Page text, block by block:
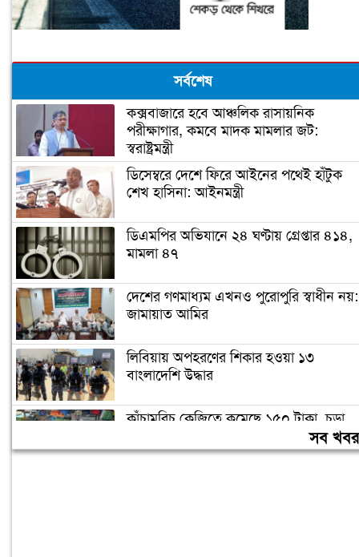
সর্বশেষ
কক্সবাজারে হবে আঞ্চলিক রাসায়নিক
পরীক্ষাগার, কমবে মাদক মামলার জট:
স্বরাষ্ট্রমন্ত্রী
ডিসেম্বরে দেশে ফিরে আইনের পথেই হাঁটুক
শেখ হাসিনা: আইনমন্ত্রী
ডিএমপির অভিযানে ২৪ ঘণ্টায় গ্রেপ্তার ৪১৪,
মামলা ৪৭
দেশের গণমাধ্যম এখনও পুরোপুরি স্বাধীন নয়:
জামায়াত আমির
লিবিয়ায় অপহরণের শিকার হওয়া ১৩
বাংলাদেশি উদ্ধার
কাঁচামরিচ কেজিতে কমেছে ১৫০ টাকা, চড়া
সব